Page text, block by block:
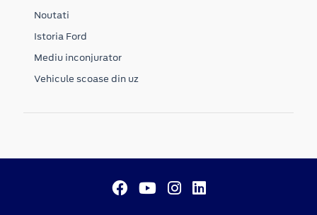
Noutati
Istoria Ford
Mediu inconjurator
Vehicule scoase din uz